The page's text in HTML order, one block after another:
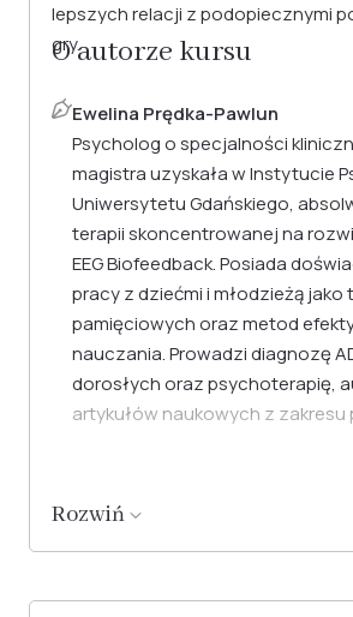
lepszych relacji z podopiecznymi
gry.
O autorze kursu
Ewelina Prędka-Pawlun
Psycholog o specjalności
magistra uzyskała w Instytucie
Uniwersytetu Gdańskiego,
terapii skoncentrowanej na
EEG Biofeedback. Posiada
pracy z dziećmi i młodzieżą jako
pamięciowych oraz metod
nauczania. Prowadzi diagnozę
dorosłych oraz psychoterapię,
artykułów naukowych z zakresu
Rozwiń